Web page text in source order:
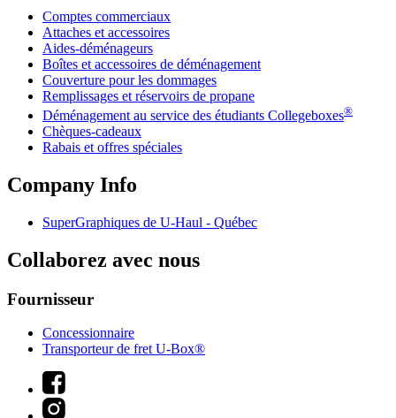
Comptes commerciaux
Attaches et accessoires
Aides-déménageurs
Boîtes et accessoires de déménagement
Couverture pour les dommages
Remplissages et réservoirs de propane
Déménagement au service des étudiants Collegeboxes®
Chèques-cadeaux
Rabais et offres spéciales
Company Info
SuperGraphiques de U-Haul - Québec
Collaborez avec nous
Fournisseur
Concessionnaire
Transporteur de fret U-Box®